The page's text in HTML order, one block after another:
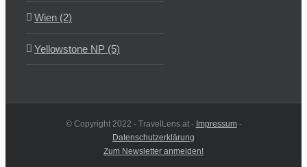
Wien (2)
Yellowstone NP (5)
© Copyright 2022 - TravelLens.at - Impressum-
Datenschutzerklärung
Zum Newsletter anmelden!